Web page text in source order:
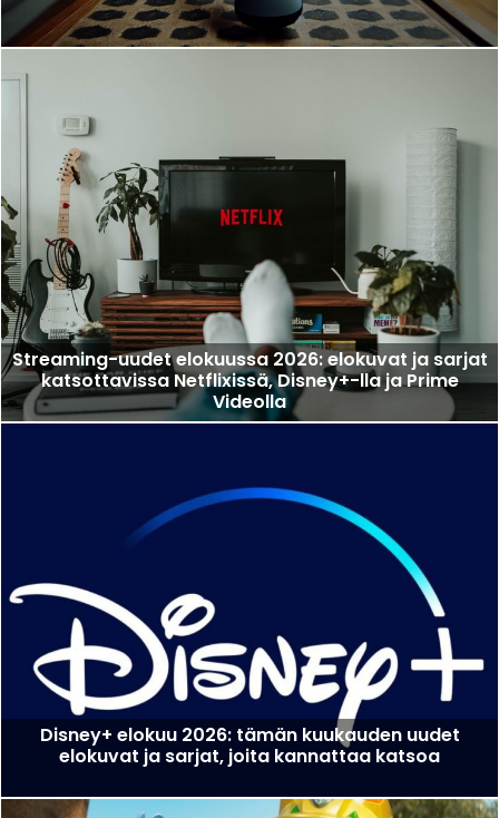
Streaming-uudet elokuussa 2026: elokuvat ja sarjat
katsottavissa Netflixissä, Disney+-lla ja Prime
Videolla
Disney+ elokuu 2026: tämän kuukauden uudet
elokuvat ja sarjat, joita kannattaa katsoa